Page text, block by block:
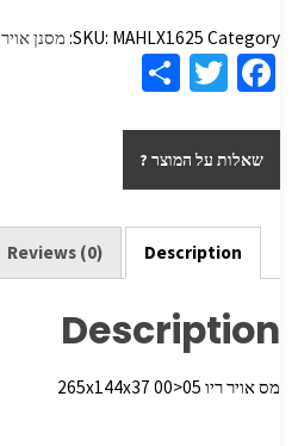
SKU: MAHLX1625 Category: מסנן אויר
Fa
b
o
o
k
T
tt
er
ar
e
שאלות על המוצר ?
Description
Reviews (0)
Description
מס אויר ריו 265x144x37 00>05